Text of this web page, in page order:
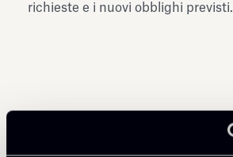
richieste e i nuovi obblighi previsti.